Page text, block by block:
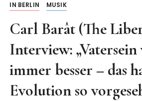
IN BERLIN MUSIK
Carl Barât (The
Interview:
immer besser – das
Evolution so